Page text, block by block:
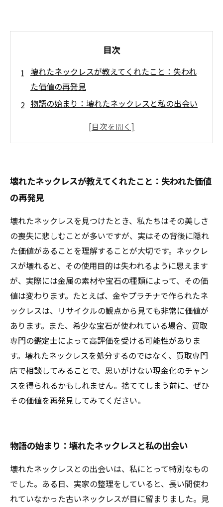
目次
壊れたネックレスが教えてくれたこと：失われ
た価値の再発見
物語の始まり：壊れたネックレスと私の出会い
隠れた宝物：壊れたネックレスが持つ意外な価
現金化のチャンス：壊れたネックレスの買い取
り事例
持っている価値：あなたの壊れたネックレスは
どうなる？
エンディング：壊れたネックレスの新たな生涯
の始まり
壊れたネックレスが教えてくれたこと：失われた価値
の再発見
壊れたネックレスを見つけたとき、私たちはその美しさ
の喪失に悲しむことが多いですが、実はその背後に隠れ
た価値があることを理解することが大切です。ネックレ
スが壊れると、その使用目的は失われるように思えます
が、実際には金属の素材や宝石の種類によって、その価
値は変わります。たとえば、金やプラチナで作られたネ
ックレスは、リサイクルの観点から見ても非常に価値が
あります。また、希少な宝石が使われている場合、買取
専門の鑑定士によって高評価を受ける可能性がありま
す。壊れたネックレスを処分するのではなく、買取専門
店で相談してみることで、思いがけない現金化のチャン
スを得られるかもしれません。捨ててしまう前に、ぜひ
その価値を再発見してみてください。
物語の始まり：壊れたネックレスと私の出会い
壊れたネックレスとの出会いは、私にとって特別なもの
でした。ある日、実家の整理をしていると、長い間使わ
れていなかった古いネックレスが目に留まりました。見